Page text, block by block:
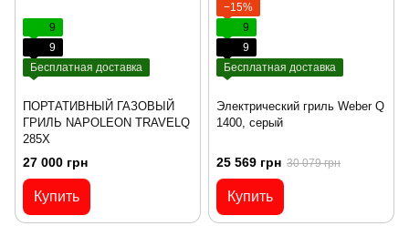
9
9
Бесплатная доставка
ПОРТАТИВНЫЙ ГАЗОВЫЙ
ГРИЛЬ NAPOLEON TRAVELQ
285X
27 000 грн
Купить
−15%
9
9
Бесплатная доставка
Электрический гриль Weber Q
1400, серый
25 569 грн 30 079 грн
Купить